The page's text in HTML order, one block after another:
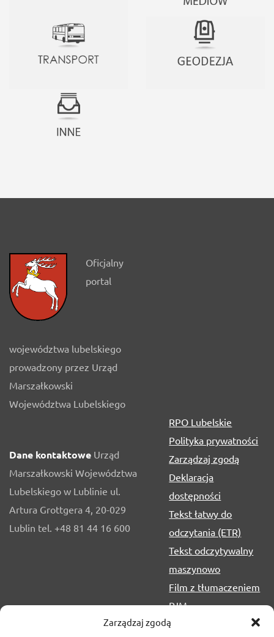
Zarządzaj zgodą
Oficjalny
portal
województwa lubelskiego
prowadzony przez Urząd
Marszałkowski
Województwa Lubelskiego
Dane kontaktowe Urząd
Marszałkowski Województwa
Lubelskiego w Lublinie ul.
Artura Grottgera 4, 20-029
Lublin tel. +48 81 44 16 600
RPO Lubelskie
Polityka prywatności
Zarządzaj zgodą
Deklaracja
dostępności
Tekst łatwy do
odczytania (ETR)
Tekst odczytywalny
maszynowo
Film z tłumaczeniem
PJM